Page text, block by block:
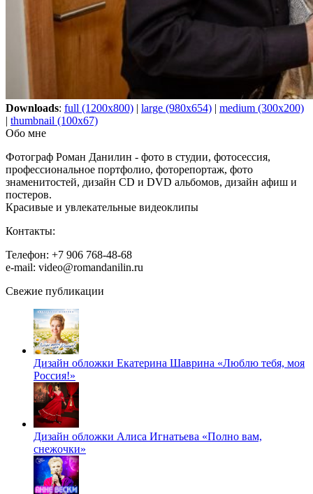
Downloads: full (1200x800) | large (980x654) | medium (300x200)
| thumbnail (100x67)
Обо мне
Фотограф Роман Данилин - фото в студии, фотосессия,
профессиональное портфолио, фоторепортаж, фото
знаменитостей, дизайн CD и DVD альбомов, дизайн афиш и
постеров.
Красивые и увлекательные видеоклипы
Контакты:
Телефон: +7 906 768-48-68
e-mail: video@romandanilin.ru
Свежие публикации
Дизайн обложки Екатерина Шаврина «Люблю тебя, моя
Россия!»
Дизайн обложки Алиса Игнатьева «Полно вам,
снежочки»